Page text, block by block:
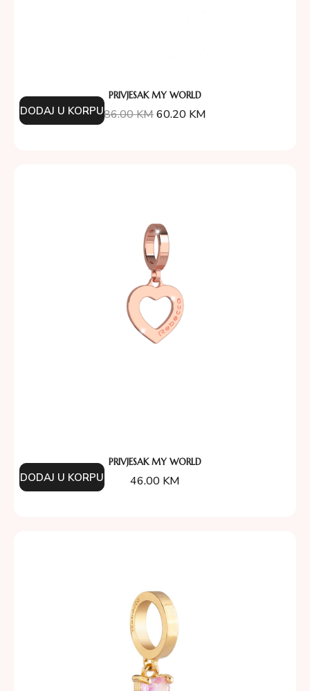
PRIVJESAK MY WORLD
86.00KM60.20 KM
DODAJ U KORPU
PRIVJESAK MY WORLD
46.00 KM
DODAJ U KORPU